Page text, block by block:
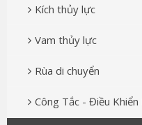
Kích thủy lực
Vam thủy lực
Rùa di chuyển
Công Tắc - Điều